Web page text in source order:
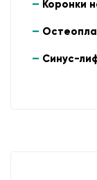
Коронки
Синус-